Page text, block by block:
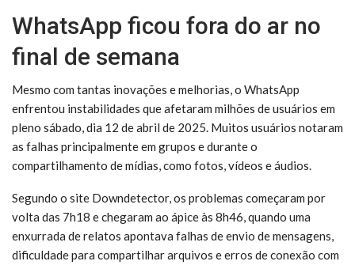
WhatsApp ficou fora do ar no
final de semana
Mesmo com tantas inovações e melhorias, o WhatsApp
enfrentou instabilidades que afetaram milhões de usuários em
pleno sábado, dia 12 de abril de 2025. Muitos usuários notaram
as falhas principalmente em grupos e durante o
compartilhamento de mídias, como fotos, vídeos e áudios.
Segundo o site Downdetector, os problemas começaram por
volta das 7h18 e chegaram ao ápice às 8h46, quando uma
enxurrada de relatos apontava falhas de envio de mensagens,
dificuldade para compartilhar arquivos e erros de conexão com